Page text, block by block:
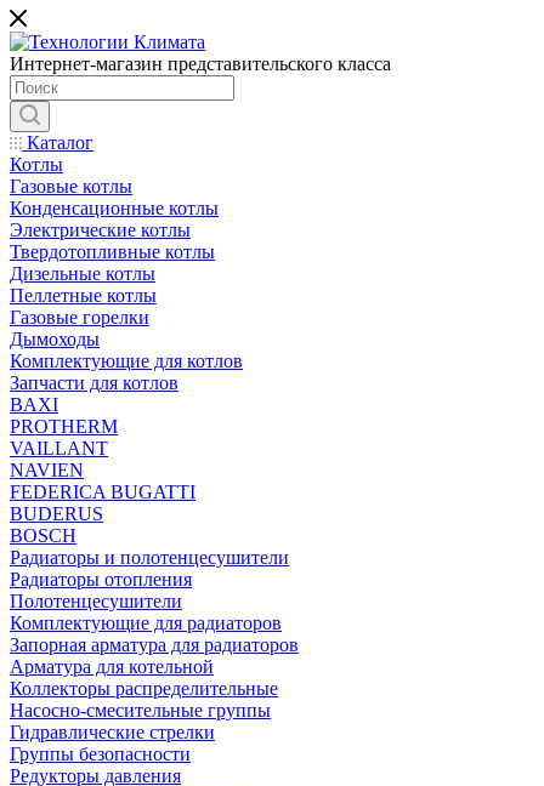
Интернет-магазин представительского класса
Каталог
Котлы
Газовые котлы
Конденсационные котлы
Электрические котлы
Твердотопливные котлы
Дизельные котлы
Пеллетные котлы
Газовые горелки
Дымоходы
Комплектующие для котлов
Запчасти для котлов
BAXI
PROTHERM
VAILLANT
NAVIEN
FEDERICA BUGATTI
BUDERUS
BOSCH
Радиаторы и полотенцесушители
Радиаторы отопления
Полотенцесушители
Комплектующие для радиаторов
Запорная арматура для радиаторов
Арматура для котельной
Коллекторы распределительные
Насосно-смесительные группы
Гидравлические стрелки
Группы безопасности
Редукторы давления